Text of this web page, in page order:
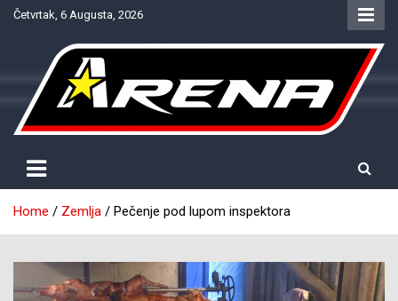
SkipČetvrtak, 6 Augusta, 2026
NTV Arena
Home Zemlja Pečenje pod lupom inspektora